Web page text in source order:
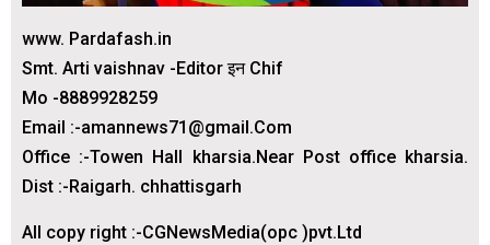
www. Pardafash.in
Smt. Arti vaishnav -Editor इन Chif
Mo -8889928259
Email :-amannews71@gmail.Com
Office :-Towen Hall kharsia.Near Post office kharsia.
Dist :-Raigarh. chhattisgarh
All copy right :-CGNewsMedia(opc )pvt.Ltd